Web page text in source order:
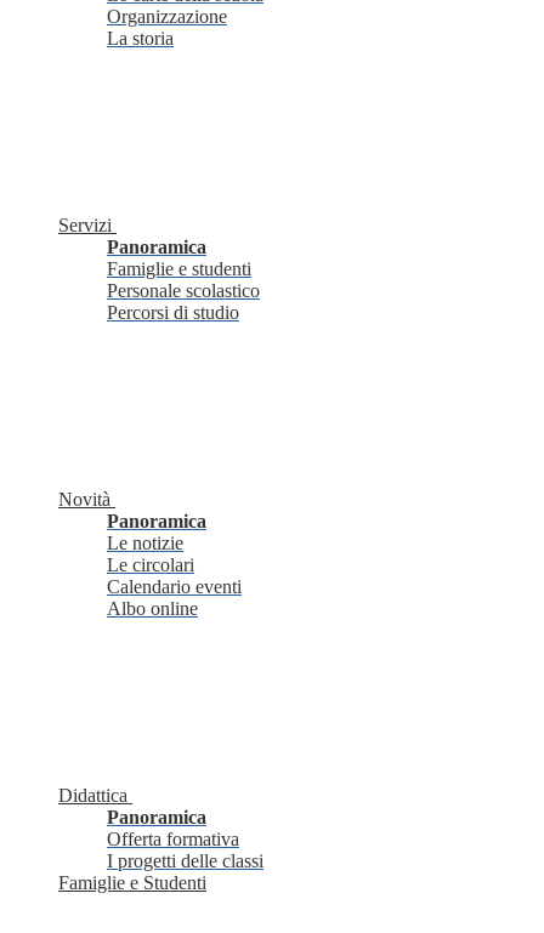
Organizzazione
La storia
Servizi
Panoramica
Famiglie e studenti
Personale scolastico
Percorsi di studio
Novità
Panoramica
Le notizie
Le circolari
Calendario eventi
Albo online
Didattica
Panoramica
Offerta formativa
I progetti delle classi
Famiglie e Studenti